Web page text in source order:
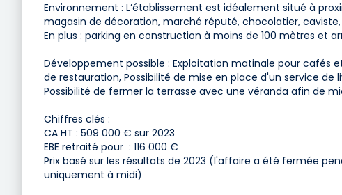
Environnement : L’établissement est idéalement situé à
magasin de décoration, marché réputé, chocolatier, caviste,
En plus : parking en construction à moins de 100 mètres et
Développement possible : Exploitation matinale pour
de restauration, Possibilité de mise en place d'un service de
Possibilité de fermer la terrasse avec une véranda afin de
Chiffres clés :
CA HT : 509 000 € sur 2023
EBE retraité pour : 116 000 €
Prix basé sur les résultats de 2023 (l'affaire a été fermée
uniquement à midi)